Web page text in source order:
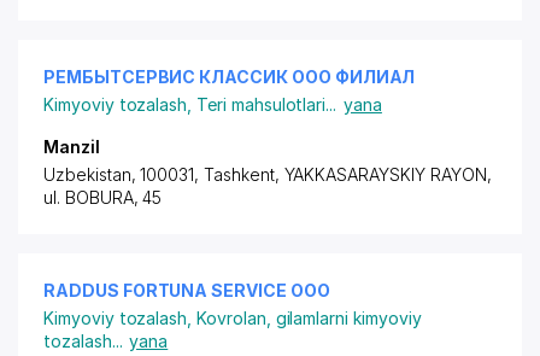
РЕМБЫТСЕРВИС КЛАССИК ООО ФИЛИАЛ
Kimyoviy tozalash Teri mahsulotlari... yana
Manzil
Uzbekistan, 100031, Tashkent, YAKKASARAYSKIY RAYON,
ul. BOBURA, 45
RADDUS FORTUNA SERVICE ООО
Kimyoviy tozalash ,Kovrolan, gilamlarni kimyoviy
tozalash... yana